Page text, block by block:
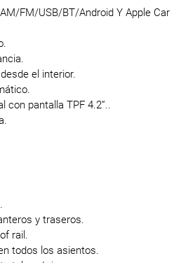
FM/USB/BT/Android Y Apple Car
el interior.
con pantalla TPF 4.2”..
y traseros.
rail.
todos los asientos.